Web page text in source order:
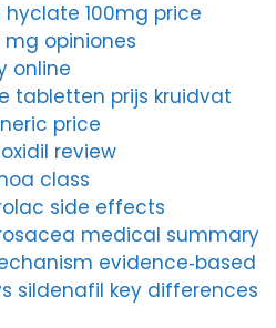
100mg price
opiniones
online
tabletten prijs kruidvat
price
review
class
side effects
medical summary
evidence‑based
sildenafil key differences